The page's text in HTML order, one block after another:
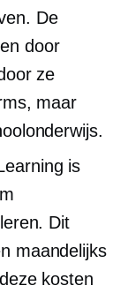
De
door
ze
maar
is
Dit
maandelijks
kosten